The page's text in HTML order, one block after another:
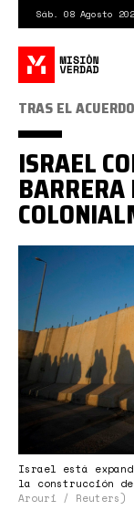
contenido
principal
Sáb. 08 Agosto
gaza
línea
amarilla
Israel está
la construcción
Arouri / Reuters)
TRAS EL
ISRAEL